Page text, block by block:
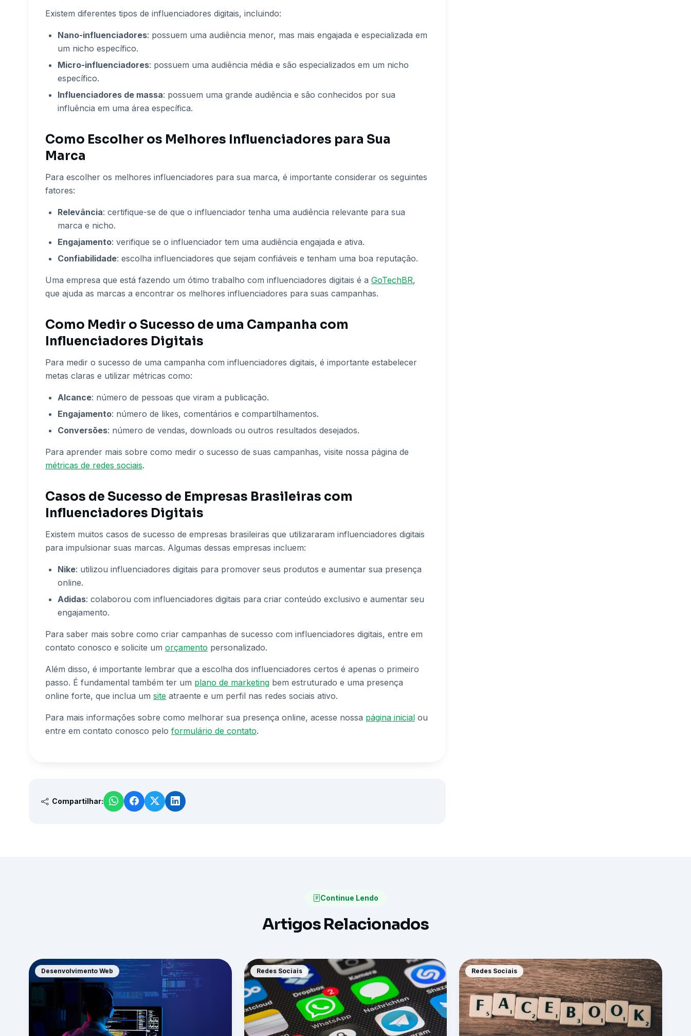
Existem diferentes tipos de influenciadores digitais, incluindo:
Nano-influenciadores: possuem uma audiência menor, mas mais engajada e especializada em
um nicho específico.
Micro-influenciadores: possuem uma audiência média e são especializados em um nicho
específico.
Influenciadores de massa: possuem uma grande audiência e são conhecidos por sua
influência em uma área específica.
Como Escolher os Melhores Influenciadores para Sua
Marca
Para escolher os melhores influenciadores para sua marca, é importante considerar os seguintes
fatores:
Relevância: certifique-se de que o influenciador tenha uma audiência relevante para sua
marca e nicho.
Engajamento: verifique se o influenciador tem uma audiência engajada e ativa.
Confiabilidade: escolha influenciadores que sejam confiáveis e tenham uma boa reputação.
Uma empresa que está fazendo um ótimo trabalho com influenciadores digitais é a GoTechBR,
que ajuda as marcas a encontrar os melhores influenciadores para suas campanhas.
Como Medir o Sucesso de uma Campanha com
Influenciadores Digitais
Para medir o sucesso de uma campanha com influenciadores digitais, é importante estabelecer
metas claras e utilizar métricas como:
Alcance: número de pessoas que viram a publicação.
Engajamento: número de likes, comentários e compartilhamentos.
Conversões: número de vendas, downloads ou outros resultados desejados.
Para aprender mais sobre como medir o sucesso de suas campanhas, visite nossa página de
métricas de redes sociais.
Casos de Sucesso de Empresas Brasileiras com
Influenciadores Digitais
Existem muitos casos de sucesso de empresas brasileiras que utilizararam influenciadores digitais
para impulsionar suas marcas. Algumas dessas empresas incluem:
Nike: utilizou influenciadores digitais para promover seus produtos e aumentar sua presença
online.
Adidas: colaborou com influenciadores digitais para criar conteúdo exclusivo e aumentar seu
engajamento.
Para saber mais sobre como criar campanhas de sucesso com influenciadores digitais, entre em
contato conosco e solicite um orçamento personalizado.
Além disso, é importante lembrar que a escolha dos influenciadores certos é apenas o primeiro
passo. É fundamental também ter um plano de marketing bem estruturado e uma presença
online forte, que inclua um site atraente e um perfil nas redes sociais ativo.
Para mais informações sobre como melhorar sua presença online, acesse nossa página inicial ou
entre em contato conosco pelo formulário de contato.
Compartilhar:
Continue Lendo
Artigos Relacionados
Desenvolvimento Web Redes Sociais Redes Sociais